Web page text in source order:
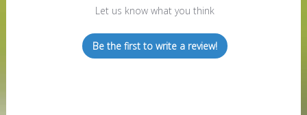
Let us know what you think
Be the first to write a review!